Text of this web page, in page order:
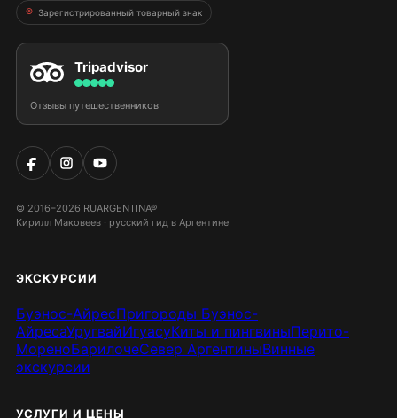
Зарегистрированный товарный знак
Tripadvisor
Отзывы путешественников
© 2016–2026 RUARGENTINA®
Кирилл Маковеев · русский гид в Аргентине
ЭКСКУРСИИ
Буэнос-АйресПригороды Буэнос-
АйресаУругвайИгуасуКиты и пингвиныПерито-
МореноБарилочеСевер АргентиныВинные
экскурсии
УСЛУГИ И ЦЕНЫ